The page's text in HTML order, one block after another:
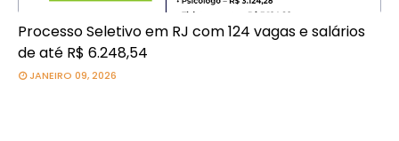
Processo Seletivo em RJ com 124 vagas e salários
de até R$ 6.248,54
JANEIRO 09, 2026